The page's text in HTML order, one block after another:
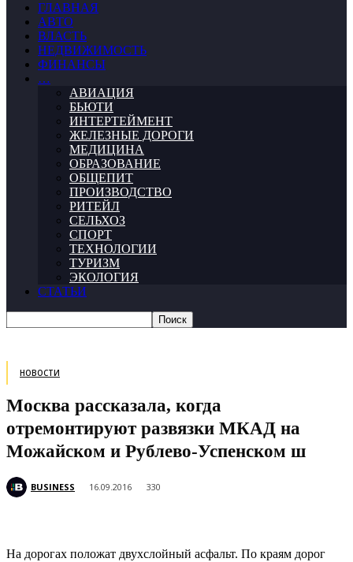
ГЛАВНАЯ
АВТО
ВЛАСТЬ
НЕДВИЖИМОСТЬ
ФИНАНСЫ
…
АВИАЦИЯ
БЬЮТИ
ИНТЕРТЕЙМЕНТ
ЖЕЛЕЗНЫЕ ДОРОГИ
МЕДИЦИНА
ОБРАЗОВАНИЕ
ОБЩЕПИТ
ПРОИЗВОДСТВО
РИТЕЙЛ
СЕЛЬХОЗ
СПОРТ
ТЕХНОЛОГИИ
ТУРИЗМ
ЭКОЛОГИЯ
СТАТЬИ
НОВОСТИ
Москва рассказала, когда
отремонтируют развязки МКАД на
Можайском и Рублево-Успенском ш
BUSINESS 16.09.2016 330
На дорогах положат двухслойный асфальт. По краям дорог